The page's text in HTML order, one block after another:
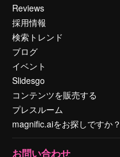
Reviews
採用情報
検索トレンド
ブログ
イベント
Slidesgo
コンテンツを販売する
プレスルーム
magnific.aiをお探しですか？
お問い合わせ